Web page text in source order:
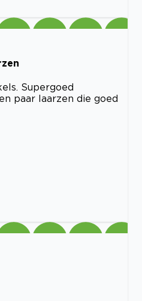
Supergoed
paar laarzen die goed